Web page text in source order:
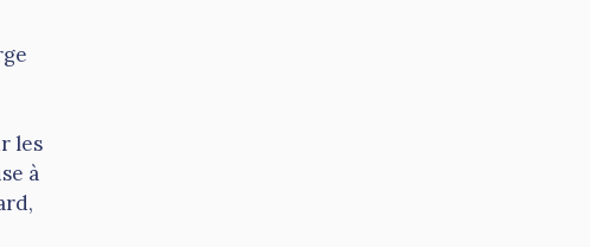
les
à